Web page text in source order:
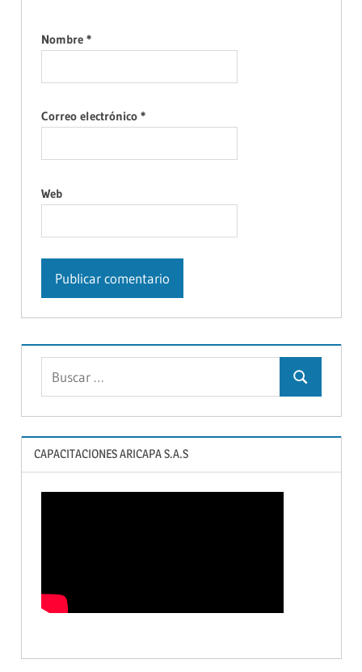
Nombre *
Correo electrónico *
Web
CAPACITACIONES ARICAPA S.A.S